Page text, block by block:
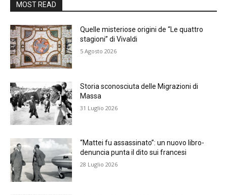
MOST READ
Quelle misteriose origini de “Le quattro
stagioni” di Vivaldi
5 Agosto 2026
Storia sconosciuta delle Migrazioni di
Massa
31 Luglio 2026
“Mattei fu assassinato”: un nuovo libro-
denuncia punta il dito sui francesi
28 Luglio 2026